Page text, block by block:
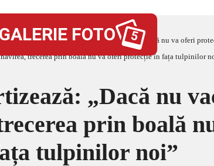
persoane, îmbolnăvirea, trecerea prin boală nu va oferi
GALERIE FOTO 5
„Dacă nu
prin boală
tulpinilor noi”